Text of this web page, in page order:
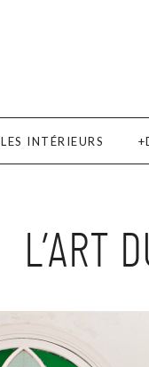
LES INTÉRIEURS
L’ART